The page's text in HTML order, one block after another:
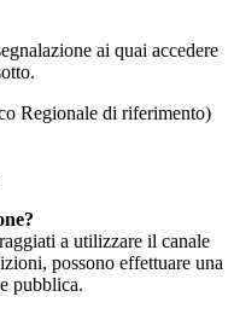
ai quai accedere
Regionale di riferimento)
a utilizzare il canale
possono effettuare una
pubblica.